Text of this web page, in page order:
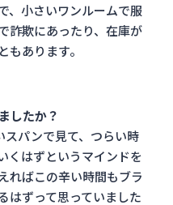
、小さいワンルームで服
詐欺にあったり、在庫が
あります。
したか？
スパンで見て、つらい時
くはずというマインドを
ればこの辛い時間もブラ
はずって思っていました